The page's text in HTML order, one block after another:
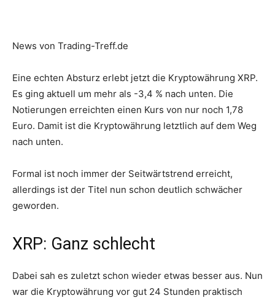
News von Trading-Treff.de
Eine echten Absturz erlebt jetzt die Kryptowährung XRP.
Es ging aktuell um mehr als -3,4 % nach unten. Die
Notierungen erreichten einen Kurs von nur noch 1,78
Euro. Damit ist die Kryptowährung letztlich auf dem Weg
nach unten.
Formal ist noch immer der Seitwärtstrend erreicht,
allerdings ist der Titel nun schon deutlich schwächer
geworden.
XRP: Ganz schlecht
Dabei sah es zuletzt schon wieder etwas besser aus. Nun
war die Kryptowährung vor gut 24 Stunden praktisch